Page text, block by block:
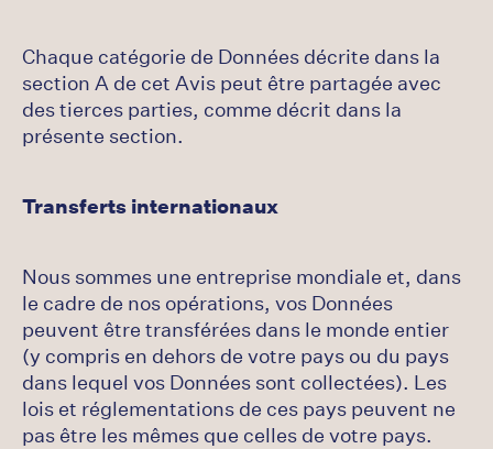
Chaque catégorie de Données décrite dans la
section A de cet Avis peut être partagée avec
des tierces parties, comme décrit dans la
présente section.
Transferts internationaux
Nous sommes une entreprise mondiale et, dans
le cadre de nos opérations, vos Données
peuvent être transférées dans le monde entier
(y compris en dehors de votre pays ou du pays
dans lequel vos Données sont collectées). Les
lois et réglementations de ces pays peuvent ne
pas être les mêmes que celles de votre pays.